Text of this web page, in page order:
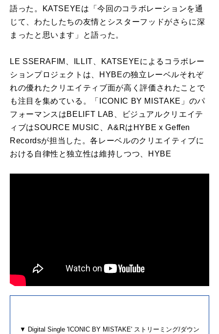
語った。KATSEYEは「今回のコラボレーションを通
じて、わたしたちの友情とシスターフッドがさらに深
まったと思います」と語った。
LE SSERAFIM、ILLIT、KATSEYEによるコラボレー
ションプロジェクトは、HYBEの独立レーベルそれぞ
れの優れたクリエイティブ面が高く評価されたことで
も注目を集めている。「ICONIC BY MISTAKE」のパ
フォーマンスはBELIFT LAB、ビジュアルクリエイテ
ィブはSOURCE MUSIC、A&RはHYBE x Geffen
Recordsが担当した。各レーベルのクリエイティブに
おける自律性と独立性は維持しつつ、HYBE
▼ Digital Single 'ICONIC BY MISTAKE' ストリーミング/ダウン